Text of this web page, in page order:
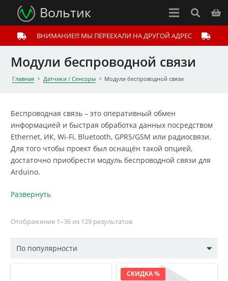
Вольтик
ВНИМАНИЕ!!! МЫ ПЕРЕЕХАЛИ НА ДРУГОЙ АДРЕС
Модули беспроводной связи
Главная Датчики / Сенсоры Модули беспроводной связи
Беспроводная связь – это оперативный обмен
информацией и быстрая обработка данных посредством
Ethernet, ИК, Wi-Fi, Bluetooth, GPRS/GSM или радиосвязи.
Для того чтобы проект был оснащён такой опцией,
достаточно приобрести модуль беспроводной связи для
Arduino.
Развернуть
Отображение 1–36 из 129 результатов
СКИДКА %